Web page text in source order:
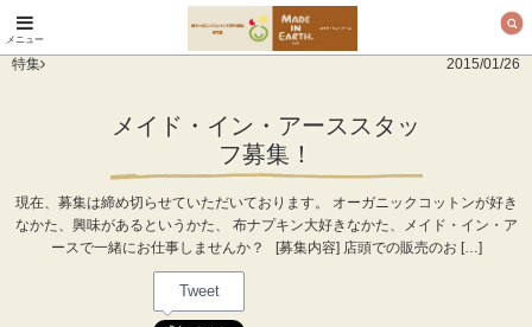
オーガニックコットン
メニュー
特集 2015/01/26
メイド・イン・アーススタッ
フ募集！
現在、募集は締め切らせていただいております。 オーガニックコットンが好き
なかた、興味があるというかた、 布ナプキン大好きなかた、メイド・イン・ア
ースで一緒にお仕事しませんか？ [募集内容] 店頭での販売のお […]
Tweet